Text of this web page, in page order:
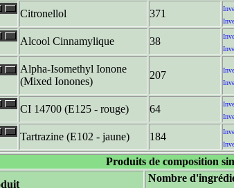
Citronellol 371
Alcool Cinnamylique 38
Alpha-Isomethyl Ionone
(Mixed Ionones)
207
CI 14700 (E125 - rouge) 64
Tartrazine (E102 - jaune) 184
Produits de composition
Nombre